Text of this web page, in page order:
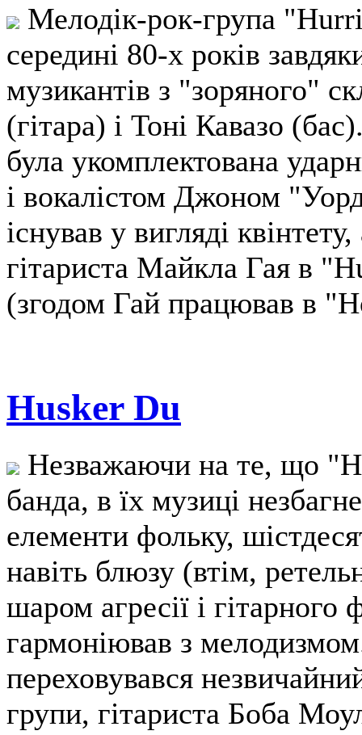
Мелодік-рок-група
середині 80-х років
музикантів з "зоряного"
(гітара) і Тоні Кавазо
була укомплектована
і вокалістом Джоном
існував у вигляді
гітариста Майкла Гая в
(згодом Гай працював в
Husker Du
Незважаючи на те, що
банда, в їх музиці
елементи фольку,
навіть блюзу (втім,
шаром агресії і
гармоніював з
переховувався
групи, гітариста Боба